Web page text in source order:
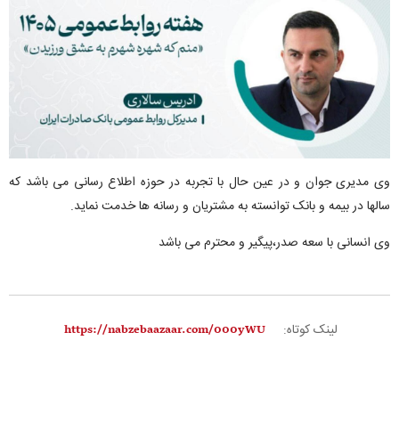
وی مدیری جوان و در عین حال با تجربه در حوزه اطلاع رسانی می باشد که
سالها در بیمه و بانک توانسته به مشتریان و رسانه ها خدمت نماید.
وی انسانی‌ با سعه صدر،پیگیر و محترم می باشد
لینک کوتاه: